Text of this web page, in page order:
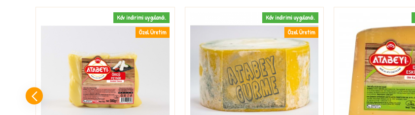
Özel Üretim
Kdv indirimi uygulandı.
Özel Üretim
Kdv indirimi uygulandı.